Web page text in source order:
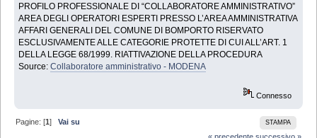
PROFILO PROFESSIONALE DI “COLLABORATORE AMMINISTRATIVO”
AREA DEGLI OPERATORI ESPERTI PRESSO L’AREA AMMINISTRATIVA
AFFARI GENERALI DEL COMUNE DI BOMPORTO RISERVATO
ESCLUSIVAMENTE ALLE CATEGORIE PROTETTE DI CUI ALL’ART. 1
DELLA LEGGE 68/1999. RIATTIVAZIONE DELLA PROCEDURA
Source:Collaboratore amministrativo - MODENA
Connesso
STAMPA
Pagine: [1]Vai su